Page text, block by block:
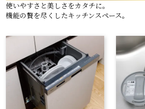
使いやすさと美しさをカタチに。
機能の贅を尽くしたキッチンスペース。